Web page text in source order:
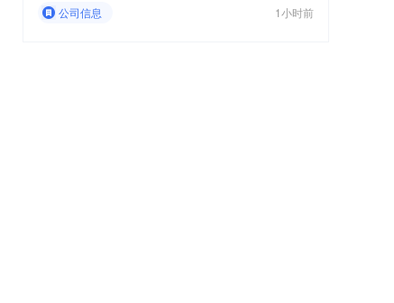
公司信息 1小时前